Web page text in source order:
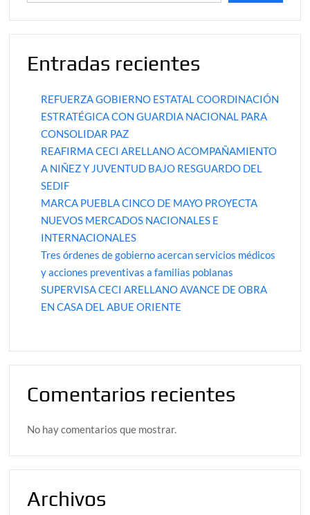
Entradas recientes
REFUERZA GOBIERNO ESTATAL COORDINACIÓN
ESTRATÉGICA CON GUARDIA NACIONAL PARA
CONSOLIDAR PAZ
REAFIRMA CECI ARELLANO ACOMPAÑAMIENTO
A NIÑEZ Y JUVENTUD BAJO RESGUARDO DEL
SEDIF
MARCA PUEBLA CINCO DE MAYO PROYECTA
NUEVOS MERCADOS NACIONALES E
INTERNACIONALES
Tres órdenes de gobierno acercan servicios médicos
y acciones preventivas a familias poblanas
SUPERVISA CECI ARELLANO AVANCE DE OBRA
EN CASA DEL ABUE ORIENTE
Comentarios recientes
No hay comentarios que mostrar.
Archivos